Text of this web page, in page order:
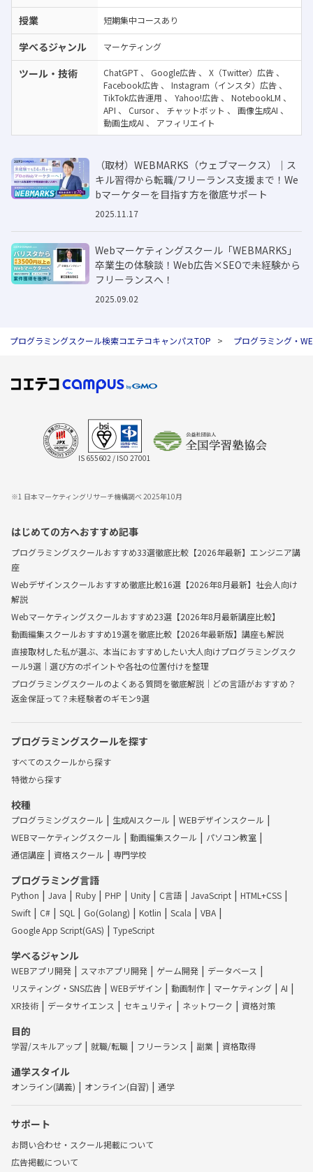
授業 短期集中コースあり
学べるジャンル マーケティング
ツール・技術 ChatGPT 、 Google広告 、 X（Twitter）広告 、
Facebook広告 、 Instagram（インスタ）広告 、
TikTok広告運用 、 Yahoo!広告 、 NotebookLM 、
API 、 Cursor、 チャットボット 、 画像生成AI 、
動画生成AI 、 アフィリエイト
（取材）WEBMARKS（ウェブマークス）｜ス
キル習得から転職/フリーランス支援まで！We
bマーケターを目指す方を徹底サポート
2025.11.17
Webマーケティングスクール「WEBMARKS」
卒業生の体験談！Web広告×SEOで未経験から
フリーランスへ！
2025.09.02
プログラミングスクール検索コエテコキャンパスTOP プログラミング・
IS 655602 / ISO 27001
※1 日本マーケティングリサーチ機構調べ 2025年10月
はじめての方へおすすめ記事
プログラミングスクールおすすめ33選徹底比較【2026年最新】エンジニア講
座
Webデザインスクールおすすめ徹底比較16選【2026年8月最新】社会人向け
解説
Webマーケティングスクールおすすめ23選【2026年8月最新講座比較】
動画編集スクールおすすめ19選を徹底比較【2026年最新版】講座も解説
直接取材した私が選ぶ、本当におすすめしたい大人向けプログラミングスク
ール9選｜選び方のポイントや各社の位置付けを整理
プログラミングスクールのよくある質問を徹底解説｜どの言語がおすすめ？
返金保証って？未経験者のギモン9選
プログラミングスクールを探す
すべてのスクールから探す
特徴から探す
校種
プログラミングスクール 生成AIスクール
WEBデザインスクール
WEBマーケティングスクール
動画編集スクール
パソコン教室
通信講座
資格スクール 専門学校
プログラミング言語
Python Java Ruby PHP Unity C言語 JavaScript
HTML+CSS
Swift
C# SQL Go(Golang) Kotlin Scala
VBA
Google App Script(GAS)
TypeScript
学べるジャンル
WEBアプリ開発 スマホアプリ開発 ゲーム開発
データベース
リスティング・SNS広告
WEBデザイン 動画制作 マーケティング
AI
XR技術
データサイエンス セキュリティ ネットワーク 資格対策
目的
学習/スキルアップ 就職/転職 フリーランス 副業 資格取得
通学スタイル
オンライン(講義) オンライン(自習) 通学
サポート
お問い合わせ・スクール掲載について
広告掲載について